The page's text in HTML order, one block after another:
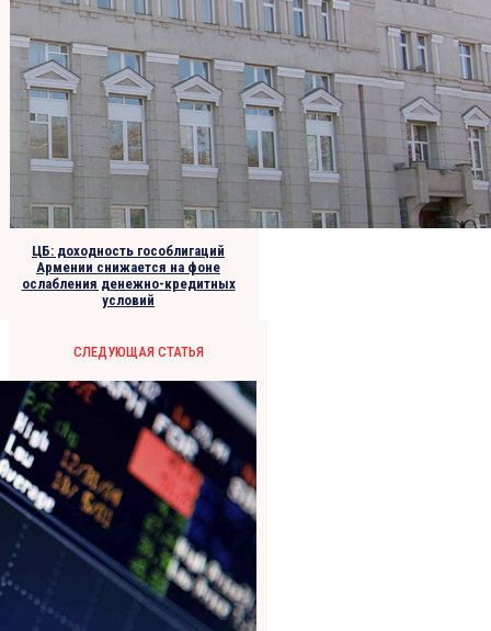
ЦБ: доходность гособлигаций
Армении снижается на фоне
ослабления денежно-кредитных
условий
СЛЕДУЮЩАЯ СТАТЬЯ